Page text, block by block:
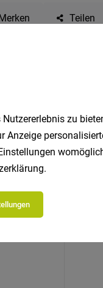
Teilen
zu
.